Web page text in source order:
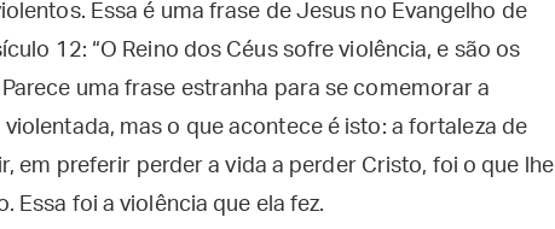
Essa é uma frase de Jesus no Evangelho de
12: “O Reino dos Céus sofre violência, e são os
uma frase estranha para se comemorar a
mas o que acontece é isto: a fortaleza de
em preferir perder a vida a perder Cristo, foi o que lhe
Essa foi a violência que ela fez.